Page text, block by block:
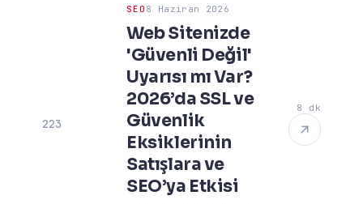
ajansı bulmak için
sormanız gereken 8
kritik soru.
223
SEO 8 Haziran 2026
Web Sitenizde
'Güvenli Değil'
Uyarısı mı Var?
2026’da SSL ve
Güvenlik
Eksiklerinin
Satışlara ve
SEO’ya Etkisi
8 dk